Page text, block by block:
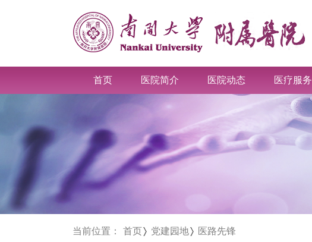
首页 医院简介 医院动态 医疗服务
当前位置： 首页 党建园地 医路先锋